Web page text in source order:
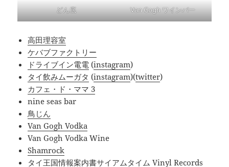
どん底 Van Gogh ワインバー
高田理容室
ケバブファクトリー
ドライブイン電電 (instagram)
タイ飲みムーガタ (instagram)(twitter)
カフェ・ド・ママ 3
nine seas bar
鳥じん
Van Gogh Vodka
Van Gogh Vodka Wine
Shamrock
タイ王国情報案内書サイアムタイム Vinyl Records